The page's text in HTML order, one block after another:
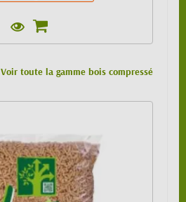
Voir toute la gamme bois compressé